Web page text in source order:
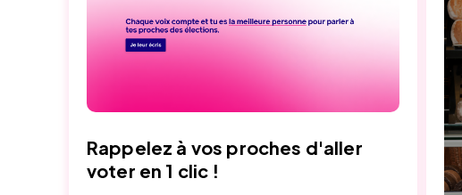
Rappelez à vos proches d'aller
voter en 1 clic !